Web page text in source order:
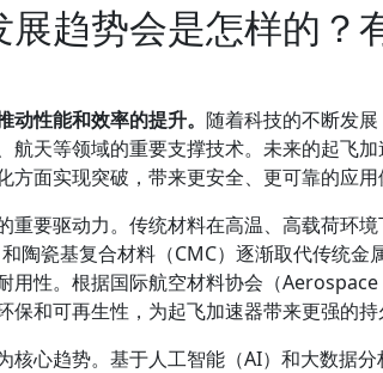
趋势会是怎样的？
性能和效率的提升。 随着科技的不断发
航天等领域的重要支撑技术。未来的起飞
面实现突破，带来更安全、更可靠的应用
重要驱动力。传统材料在高温、高载荷环
陶瓷基复合材料（CMC）逐渐取代传统金
用性。根据国际航空材料协会（
和可再生性，为起飞加速器带来更强的持
核心趋势。基于人工智能（AI）和大数据